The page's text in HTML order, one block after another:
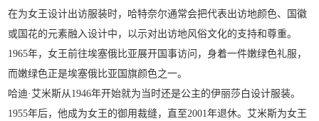
在为女王设计出访服装时，哈特奈尔通常会把代表出访地颜色、国徽
或国花的元素融入设计中，以示对出访地风俗文化的支持和尊重。
1965年，女王前往埃塞俄比亚展开国事访问，身着一件嫩绿色礼服，
而嫩绿色正是埃塞俄比亚国旗颜色之一。
哈迪·艾米斯从1946年开始就为当时还是公主的伊丽莎白设计服装。
1955年后，他成为女王的御用裁缝，直至2001年退休。艾米斯为女王